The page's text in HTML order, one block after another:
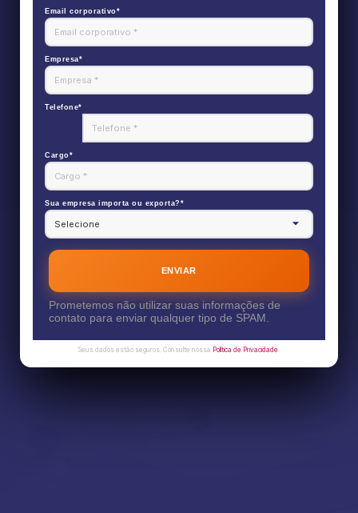
Email corporativo*
Empresa*
Telefone*
Cargo*
Sua empresa importa ou exporta?*
ENVIAR
Prometemos não utilizar suas informações de
contato para enviar qualquer tipo de SPAM.
Seus dados estão seguros. Consulte nossa Política de Privacidade .